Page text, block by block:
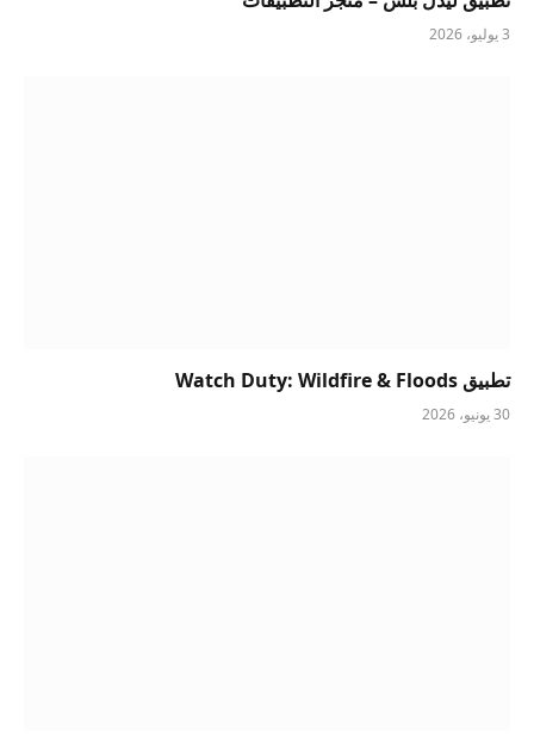
3 يوليو، 2026
تطبيق Watch Duty: Wildfire & Floods
30 يونيو، 2026